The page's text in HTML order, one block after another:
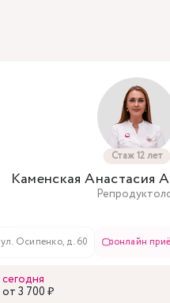
Стаж 12 лет
Каменская Анастасия
ул. Осипенко, д. 60 онлайн
сегодня
oт 3 700 ₽